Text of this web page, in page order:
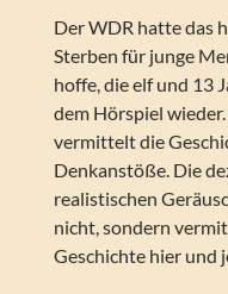
Der WDR hatte das
Sterben für junge
hoffe, die elf und 13
dem Hörspiel
vermittelt die
Denkanstöße. Die
realistischen
nicht, sondern
Geschichte hier und